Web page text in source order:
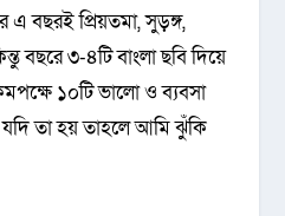
এ বছরই প্রিয়তমা, সুড়ঙ্গ,
বছরে ৩-৪টি বাংলা ছবি দিয়ে
১০টি ভালো ও ব্যবসা
তা হয় তাহলে আমি ঝুঁকি